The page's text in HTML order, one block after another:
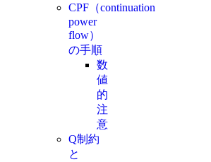
CPF（continuation
power
flow）
の手順
数
値
的
注
意
Q制約
と